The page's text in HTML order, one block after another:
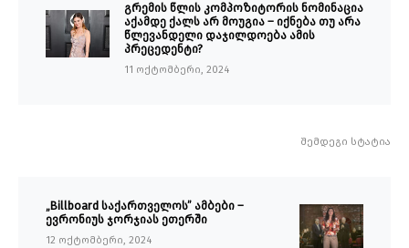
გრემის წლის კომპოზიტორის ნომინაცია
აქამდე ქალს არ მოუგია – იქნება თუ არა
წლევანდელი დაჯილდოება ამის
პრეცედენტი?
11 ოქტომბერი, 2024
შემდეგი სტატია
„Billboard საქართველოს” ამბები –
ევრონიუს ჯორჯიას ეთერში
12 ოქტომბერი, 2024